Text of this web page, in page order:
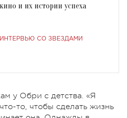
кино и их истории успеха
ИНТЕРВЬЮ СО ЗВЕЗДАМИ
у Обри с детства. «Я
то, чтобы сделать жизнь